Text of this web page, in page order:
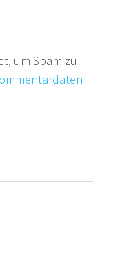
um Spam zu